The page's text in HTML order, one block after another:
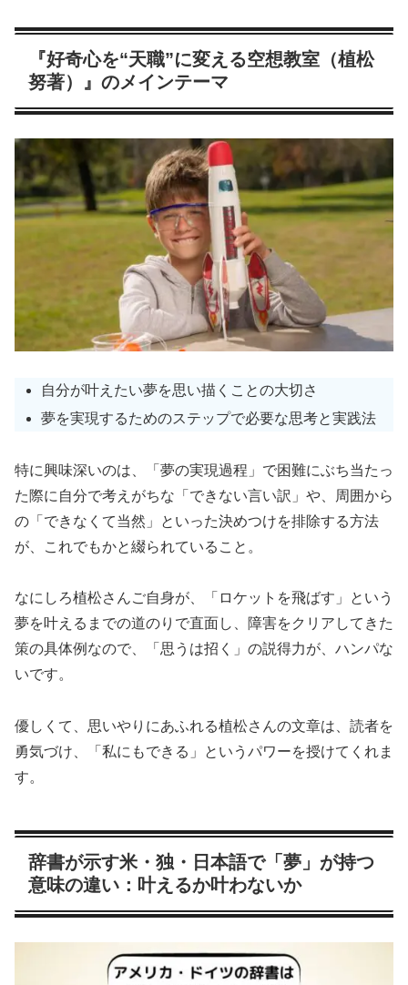
『好奇心を“天職”に変える空想教室（植松
努著）』のメインテーマ
自分が叶えたい夢を思い描くことの大切さ
夢を実現するためのステップで必要な思考と実践法
特に興味深いのは、「夢の実現過程」で困難にぶち当たっ
た際に自分で考えがちな「できない言い訳」や、周囲から
の「できなくて当然」といった決めつけを排除する方法
が、これでもかと綴られていること。
なにしろ植松さんご自身が、「ロケットを飛ばす」という
夢を叶えるまでの道のりで直面し、障害をクリアしてきた
策の具体例なので、「思うは招く」の説得力が、ハンパな
いです。
優しくて、思いやりにあふれる植松さんの文章は、読者を
勇気づけ、「私にもできる」というパワーを授けてくれま
す。
辞書が示す米・独・日本語で「夢」が持つ
意味の違い：叶えるか叶わないか